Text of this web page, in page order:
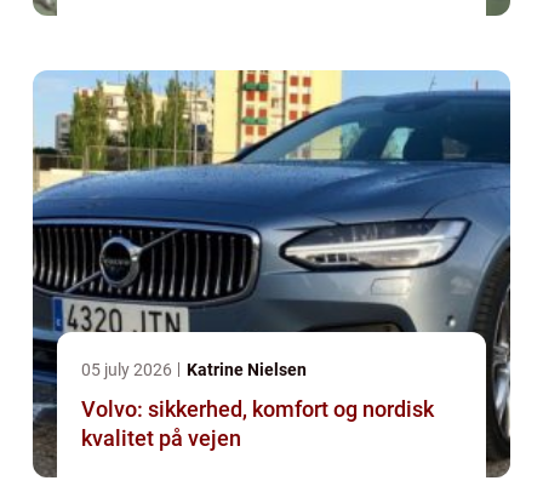
05 july 2026 Katrine Nielsen
Volvo: sikkerhed, komfort og nordisk
kvalitet på vejen